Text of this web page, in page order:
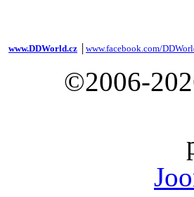
www.DDWorld.cz www.facebook.com/
©2006-